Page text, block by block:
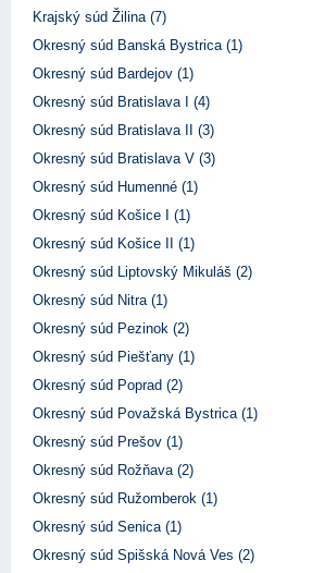
Krajský súd Žilina (7)
Okresný súd Banská Bystrica (1)
Okresný súd Bardejov (1)
Okresný súd Bratislava I (4)
Okresný súd Bratislava II (3)
Okresný súd Bratislava V (3)
Okresný súd Humenné (1)
Okresný súd Košice I (1)
Okresný súd Košice II (1)
Okresný súd Liptovský Mikuláš (2)
Okresný súd Nitra (1)
Okresný súd Pezinok (2)
Okresný súd Piešťany (1)
Okresný súd Poprad (2)
Okresný súd Považská Bystrica (1)
Okresný súd Prešov (1)
Okresný súd Rožňava (2)
Okresný súd Ružomberok (1)
Okresný súd Senica (1)
Okresný súd Spišská Nová Ves (2)